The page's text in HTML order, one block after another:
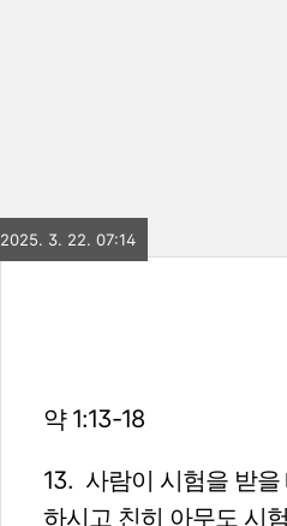
2025. 3. 22. 07:14
약 1:13-18
13. 사람이 시험을 받
하시고 친히 아무도 시